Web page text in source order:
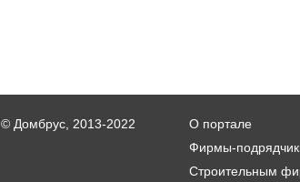
© Домбрус, 2013-2022 О портале
Фирмы-
Строительным